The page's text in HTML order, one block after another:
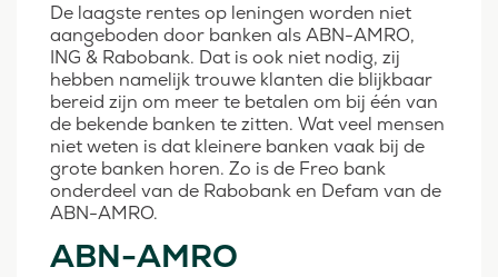
De laagste rentes op leningen worden niet
aangeboden door banken als ABN-AMRO,
ING & Rabobank. Dat is ook niet nodig, zij
hebben namelijk trouwe klanten die blijkbaar
bereid zijn om meer te betalen om bij één van
de bekende banken te zitten. Wat veel mensen
niet weten is dat kleinere banken vaak bij de
grote banken horen. Zo is de Freo bank
onderdeel van de Rabobank en Defam van de
ABN-AMRO.
ABN-AMRO